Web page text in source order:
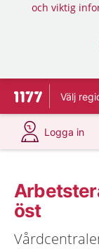
och viktig
Till startsidan
Välj
Logga in
på 1177.se
öst